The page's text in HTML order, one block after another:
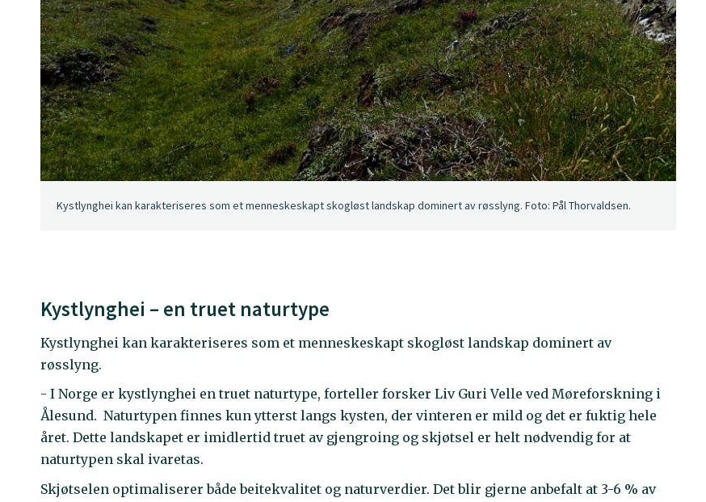
Kystlynghei kan karakteriseres som et menneskeskapt skogløst landskap dominert av røsslyng. Foto: Pål Thorvaldsen.
Kystlynghei – en truet naturtype
Kystlynghei kan karakteriseres som et menneskeskapt skogløst landskap dominert av
røsslyng.
- I Norge er kystlynghei en truet naturtype, forteller forsker Liv Guri Velle ved Møreforskning i
Ålesund. Naturtypen finnes kun ytterst langs kysten, der vinteren er mild og det er fuktig hele
året. Dette landskapet er imidlertid truet av gjengroing og skjøtsel er helt nødvendig for at
naturtypen skal ivaretas.
Skjøtselen optimaliserer både beitekvalitet og naturverdier. Det blir gjerne anbefalt at 3-6 % av